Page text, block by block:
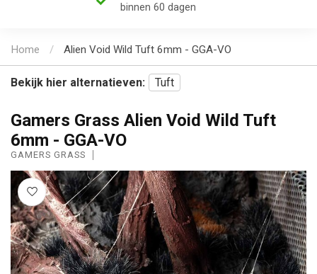
binnen 60 dagen
Home / Alien Void Wild Tuft 6mm - GGA-VO
Bekijk hier alternatieven: Tuft
Gamers Grass Alien Void Wild Tuft
6mm - GGA-VO
GAMERS GRASS